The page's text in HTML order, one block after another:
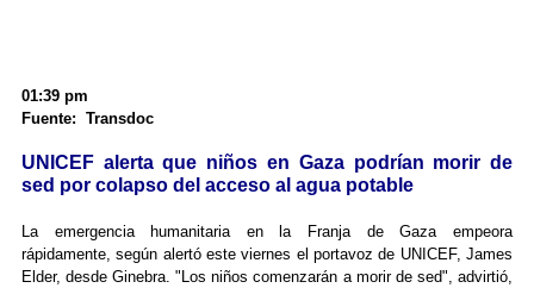
01:39 pm
Fuente: Transdoc
UNICEF alerta que niños en Gaza podrían morir de
sed por colapso del acceso al agua potable
La emergencia humanitaria en la Franja de Gaza empeora
rápidamente, según alertó este viernes el portavoz de UNICEF, James
Elder, desde Ginebra. "Los niños comenzarán a morir de sed", advirtió,